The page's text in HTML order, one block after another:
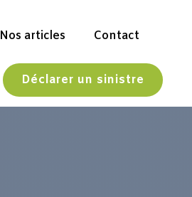
Nos articles Contact
Déclarer un sinistre